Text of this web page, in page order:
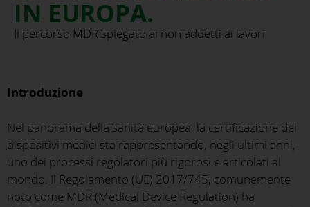
IN EUROPA.
Il percorso MDR spiegato ai non addetti ai lavori
Introduzione
Nel panorama della sanità europea, la certificazione dei
dispositivi medici sta rappresentando, negli ultimi anni,
uno dei processi regolatori più rigorosi e articolati al
mondo. Il Regolamento (UE) 2017/745, comunemente
noto come MDR (Medical Device Regulation) ha